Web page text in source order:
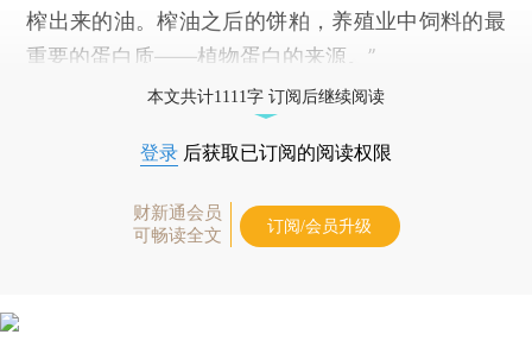
榨出来的油。榨油之后的饼粕，养殖业中饲料的最
重要的蛋白质——植物蛋白的来源。”
本文共计1111字 订阅后继续阅读
登录 后获取已订阅的阅读权限
财新通会员
可畅读全文
订阅/会员升级